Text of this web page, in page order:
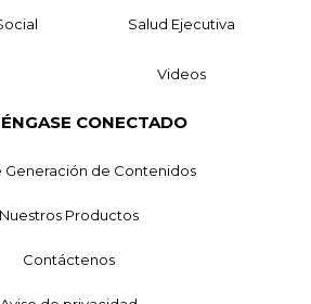
Salud Ejecutiva
Videos
CONECTADO
Generación de Contenidos
Nuestros Productos
Contáctenos